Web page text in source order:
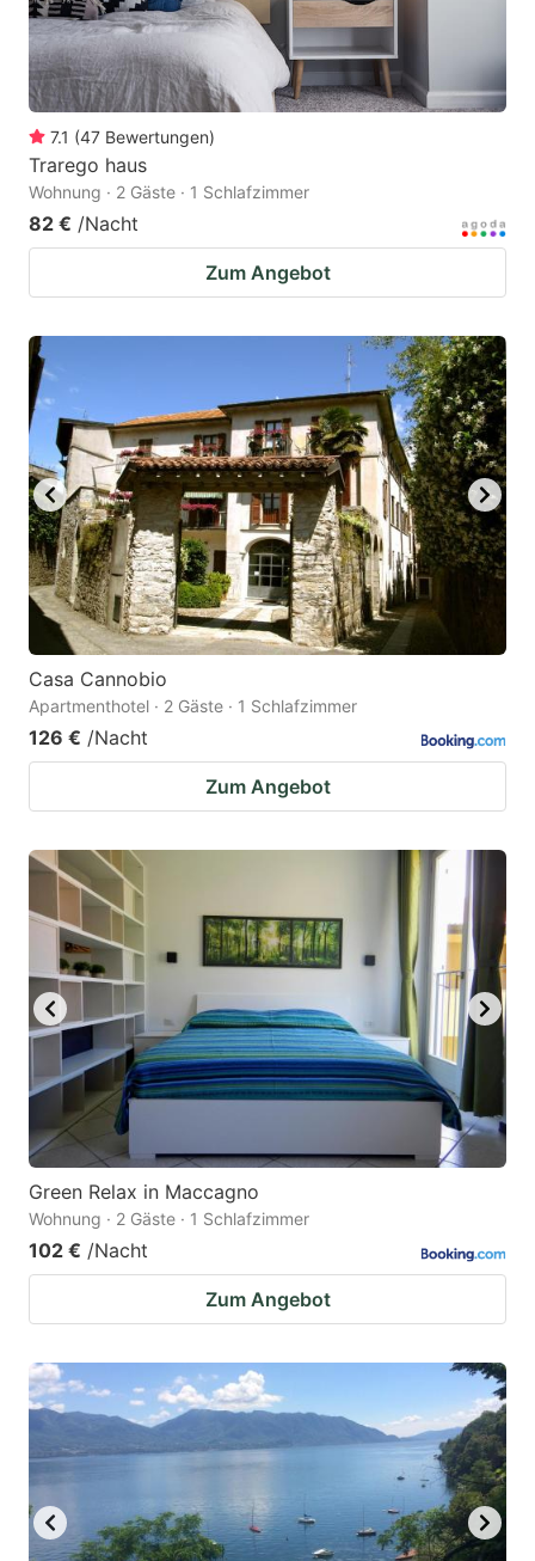
7.1 (47 Bewertungen)
Trarego haus
Wohnung · 2 Gäste · 1 Schlafzimmer
82 € /Nacht
Zum Angebot
Casa Cannobio
Apartmenthotel · 2 Gäste · 1 Schlafzimmer
126 € /Nacht
Zum Angebot
Green Relax in Maccagno
Wohnung · 2 Gäste · 1 Schlafzimmer
102 € /Nacht
Zum Angebot